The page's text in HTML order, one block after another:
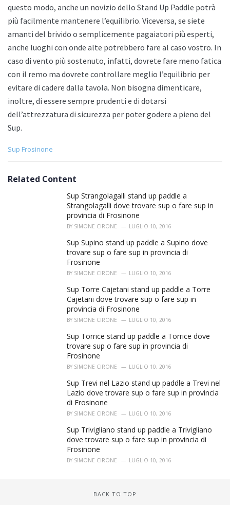
questo modo, anche un novizio dello Stand Up Paddle potrà
più facilmente mantenere l’equilibrio. Viceversa, se siete
amanti del brivido o semplicemente pagaiatori più esperti,
anche luoghi con onde alte potrebbero fare al caso vostro. In
caso di vento più sostenuto, infatti, dovrete fare meno fatica
con il remo ma dovrete controllare meglio l’equilibrio per
evitare di cadere dalla tavola. Non bisogna dimenticare,
inoltre, di essere sempre prudenti e di dotarsi
dell’attrezzatura di sicurezza per poter godere a pieno del
Sup.
C
e
Sup Frosinone
Related Content
Sup Strangolagalli stand up paddle a
Strangolagalli dove trovare sup o fare sup in
provincia di Frosinone
BY SIMONE CIRONE LUGLIO 10, 2016
Sup Supino stand up paddle a Supino dove
trovare sup o fare sup in provincia di
Frosinone
BY SIMONE CIRONE LUGLIO 10, 2016
Sup Torre Cajetani stand up paddle a Torre
Cajetani dove trovare sup o fare sup in
provincia di Frosinone
BY SIMONE CIRONE LUGLIO 10, 2016
Sup Torrice stand up paddle a Torrice dove
trovare sup o fare sup in provincia di
Frosinone
BY SIMONE CIRONE LUGLIO 10, 2016
Sup Trevi nel Lazio stand up paddle a Trevi nel
Lazio dove trovare sup o fare sup in provincia
di Frosinone
BY SIMONE CIRONE LUGLIO 10, 2016
Sup Trivigliano stand up paddle a Trivigliano
dove trovare sup o fare sup in provincia di
Frosinone
BY SIMONE CIRONE LUGLIO 10, 2016
BACK TO TOP